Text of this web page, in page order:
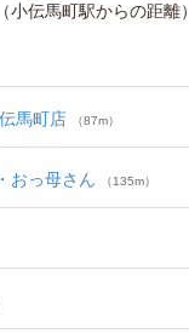
小伝馬町駅からの距離）
馬町店 （87m）
おっ母さん （135m）